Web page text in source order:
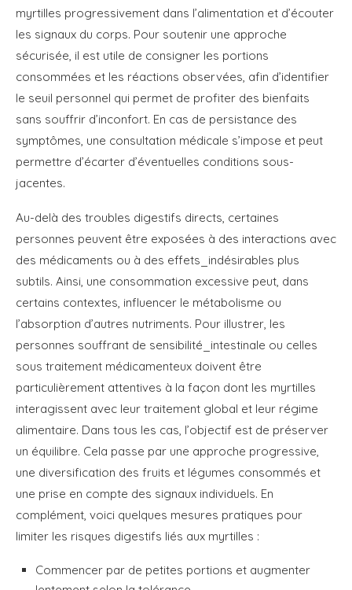
myrtilles progressivement dans l’alimentation et d’écouter
les signaux du corps. Pour soutenir une approche
sécurisée, il est utile de consigner les portions
consommées et les réactions observées, afin d’identifier
le seuil personnel qui permet de profiter des bienfaits
sans souffrir d’inconfort. En cas de persistance des
symptômes, une consultation médicale s’impose et peut
permettre d’écarter d’éventuelles conditions sous-
jacentes.
Au-delà des troubles digestifs directs, certaines
personnes peuvent être exposées à des interactions avec
des médicaments ou à des effets_indésirables plus
subtils. Ainsi, une consommation excessive peut, dans
certains contextes, influencer le métabolisme ou
l’absorption d’autres nutriments. Pour illustrer, les
personnes souffrant de sensibilité_intestinale ou celles
sous traitement médicamenteux doivent être
particulièrement attentives à la façon dont les myrtilles
interagissent avec leur traitement global et leur régime
alimentaire. Dans tous les cas, l’objectif est de préserver
un équilibre. Cela passe par une approche progressive,
une diversification des fruits et légumes consommés et
une prise en compte des signaux individuels. En
complément, voici quelques mesures pratiques pour
limiter les risques digestifs liés aux myrtilles :
Commencer par de petites portions et augmenter